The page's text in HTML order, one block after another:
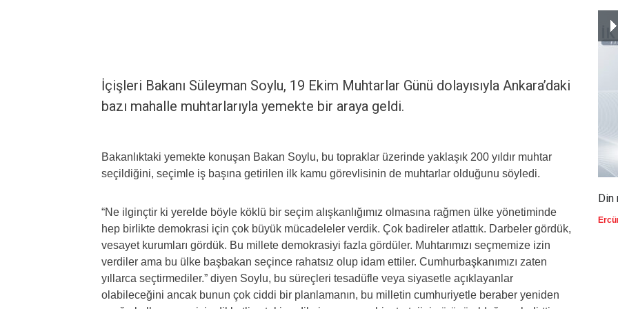
İçişleri Bakanı Süleyman Soylu, 19 Ekim Muhtarlar Günü dolayısıyla Ankara’daki
bazı mahalle muhtarlarıyla yemekte bir araya geldi.
Bakanlıktaki yemekte konuşan Bakan Soylu, bu topraklar üzerinde yaklaşık 200 yıldır muhtar
seçildiğini, seçimle iş başına getirilen ilk kamu görevlisinin de muhtarlar olduğunu söyledi.
“Ne ilginçtir ki yerelde böyle köklü bir seçim alışkanlığımız olmasına rağmen ülke yönetiminde
hep birlikte demokrasi için çok büyük mücadeleler verdik. Çok badireler atlattık. Darbeler gördük,
vesayet kurumları gördük. Bu millete demokrasiyi fazla gördüler. Muhtarımızı seçmemize izin
verdiler ama bu ülke başbakan seçince rahatsız olup idam ettiler. Cumhurbaşkanımızı zaten
yıllarca seçtirmediler.” diyen Soylu, bu süreçleri tesadüfle veya siyasetle açıklayanlar
olabileceğini ancak bunun çok ciddi bir planlamanın, bu milletin cumhuriyetle beraber yeniden
Din